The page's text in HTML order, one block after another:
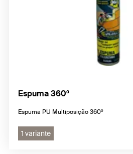
Espuma 360º
Espuma PU Multiposição 360º
1 variante